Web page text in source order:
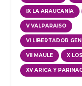
IX LA ARAUCANÍA
V VALPARAISO
VI LIBERTADOR
VII MAULE X
XV ARICA Y